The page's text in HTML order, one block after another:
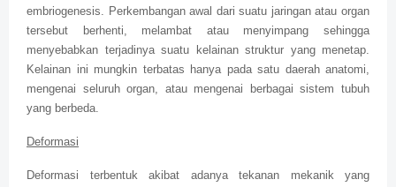
embriogenesis. Perkembangan awal dari suatu jaringan atau organ
tersebut berhenti, melambat atau menyimpang sehingga
menyebabkan terjadinya suatu kelainan struktur yang menetap.
Kelainan ini mungkin terbatas hanya pada satu daerah anatomi,
mengenai seluruh organ, atau mengenai berbagai sistem tubuh
yang berbeda.
Deformasi
Deformasi terbentuk akibat adanya tekanan mekanik yang